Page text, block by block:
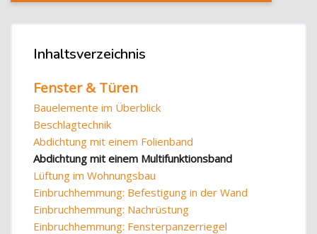
Inhaltsverzeichnis überspringen
Inhaltsverzeichnis
Fenster & Türen
Bauelemente im Überblick
Beschlagtechnik
Abdichtung mit einem Folienband
Abdichtung mit einem Multifunktionsband
Lüftung im Wohnungsbau
Einbruchhemmung: Befestigung in der Wand
Einbruchhemmung: Nachrüstung
Einbruchhemmung: Fensterpanzerriegel